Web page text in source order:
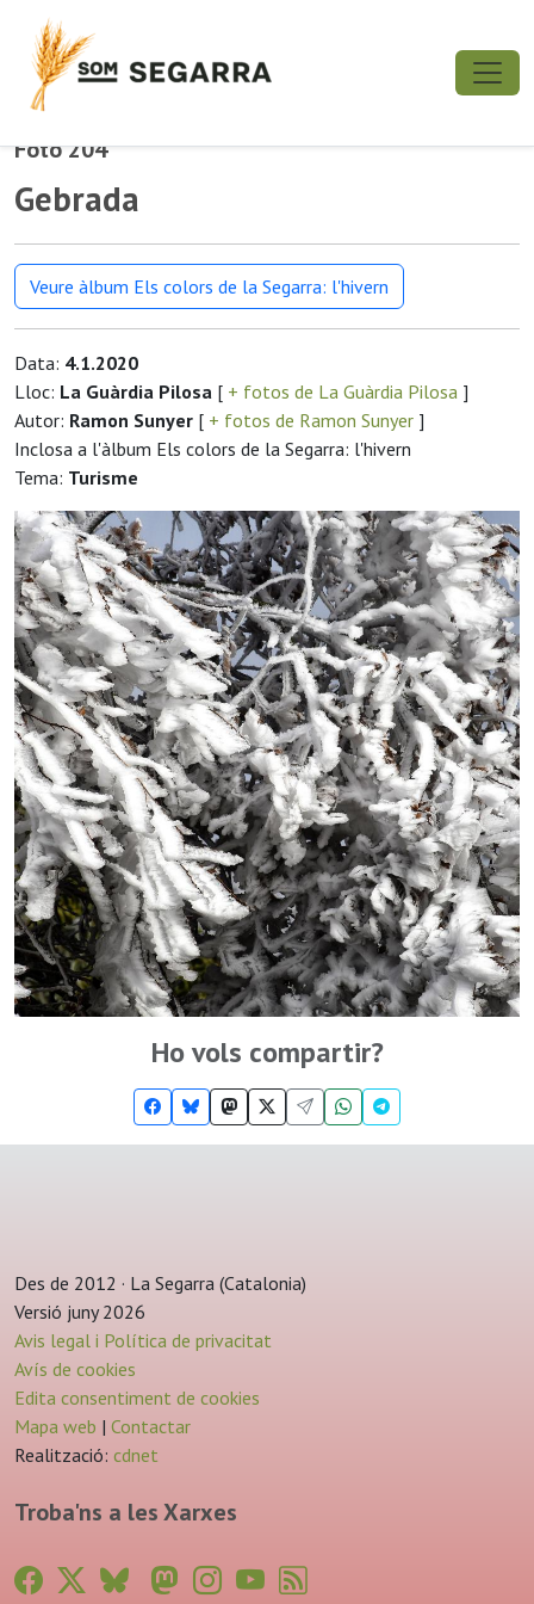
Foto 204
Gebrada
Veure àlbum Els colors de la Segarra: l'hivern
Data: 4.1.2020
Lloc: La Guàrdia Pilosa [ + fotos de La Guàrdia Pilosa ]
Autor: Ramon Sunyer [ + fotos de Ramon Sunyer ]
Inclosa a l'àlbum Els colors de la Segarra: l'hivern
Tema: Turisme
Ho vols compartir?
Des de 2012 · La Segarra (Catalonia)
Versió juny 2026
Avis legal i Política de privacitat
Avís de cookies
Edita consentiment de cookies
Mapa web | Contactar
Realització: cdnet
Troba'ns a les Xarxes